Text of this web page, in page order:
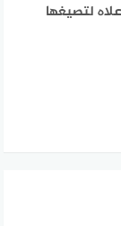
لتصيغها